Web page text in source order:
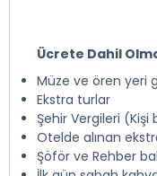
Ücrete Dahil
Müze ve ören yeri
Ekstra turlar
Şehir Vergileri (Kişi
Otelde alınan
Şöför ve Rehber